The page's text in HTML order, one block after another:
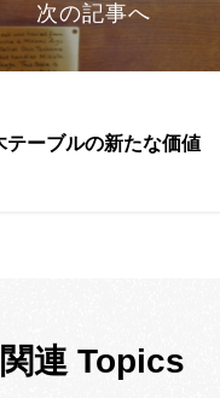
次の記事へ
テーブルの新たな価値
関連 Topics